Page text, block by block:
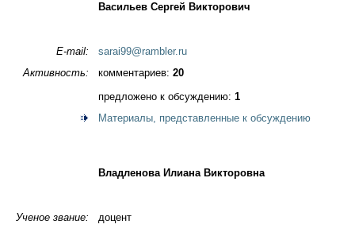
Васильев Сергей Викторович
E-mail:
sarai99@rambler.ru
Активность:
комментариев: 20
предложено к обсуждению: 1
Материалы, представленные к обсуждению
Владленова Илиана Викторовна
Ученое звание:
доцент